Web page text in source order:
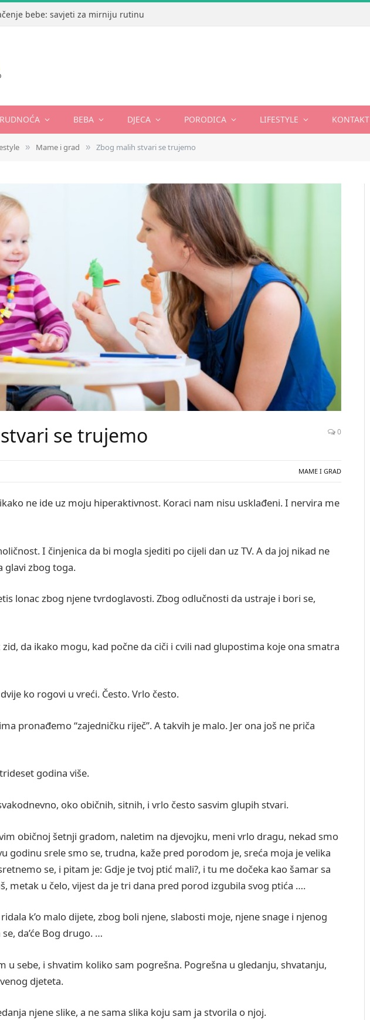
bebe: savjeti za mirniju rutinu
BEBA DJECA PORODICA LIFESTYLE KONTAKT
» Mame i grad » Zbog malih stvari se trujemo
se trujemo 0
MAME I GRAD
ne ide uz moju hiperaktivnost. Koraci nam nisu usklađeni. I nervira me
I činjenica da bi mogla sjediti po cijeli dan uz TV. A da joj nikad ne
glavi zbog toga.
lonac zbog njene tvrdoglavosti. Zbog odlučnosti da ustraje i bori se,
da ikako mogu, kad počne da ciči i cvili nad glupostima koje ona smatra
ko rogovi u vreći. Često. Vrlo često.
pronađemo “zajedničku riječ”. A takvih je malo. Jer ona još ne priča
godina više.
oko običnih, sitnih, i vrlo često sasvim glupih stvari.
običnoj šetnji gradom, naletim na djevojku, meni vrlo dragu, nekad smo
godinu srele smo se, trudna, kaže pred porodom je, sreća moja je velika
se, i pitam je: Gdje je tvoj ptić mali?, i tu me dočeka kao šamar sa
metak u čelo, vijest da je tri dana pred porod izgubila svog ptića ….
k’o malo dijete, zbog boli njene, slabosti moje, njene snage i njenog
da’će Bog drugo. …
u sebe, i shvatim koliko sam pogrešna. Pogrešna u gledanju, shvatanju,
djeteta.
njene slike, a ne sama slika koju sam ja stvorila o njoj.